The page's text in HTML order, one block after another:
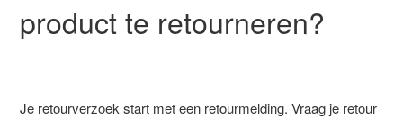
product te retourneren?
Je retourverzoek start met een retourmelding. Vraag je retour